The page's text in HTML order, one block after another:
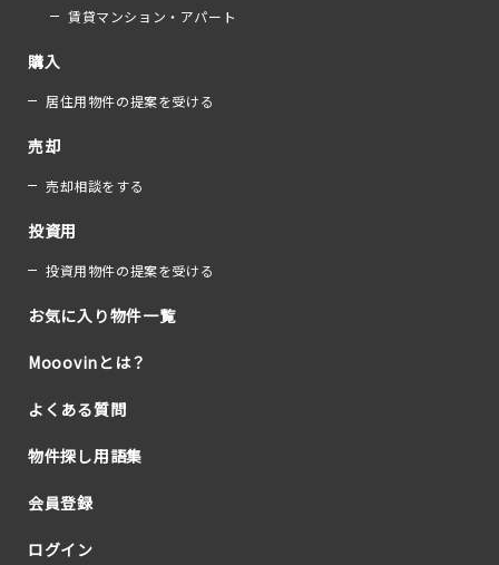
賃貸マンション・アパート
購入
居住用物件の提案を受ける
売却
売却相談をする
投資用
投資用物件の提案を受ける
お気に入り物件一覧
Mooovinとは？
よくある質問
物件探し用語集
会員登録
ログイン